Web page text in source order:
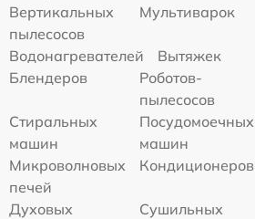
Вертикальных
пылесосов
Мультиварок
Водонагревателей
Вытяжек
Блендеров
Роботов-
пылесосов
Стиральных
машин
Посудомоечных
машин
Микроволновых
печей
Кондиционеров
Духовых
Сушильных